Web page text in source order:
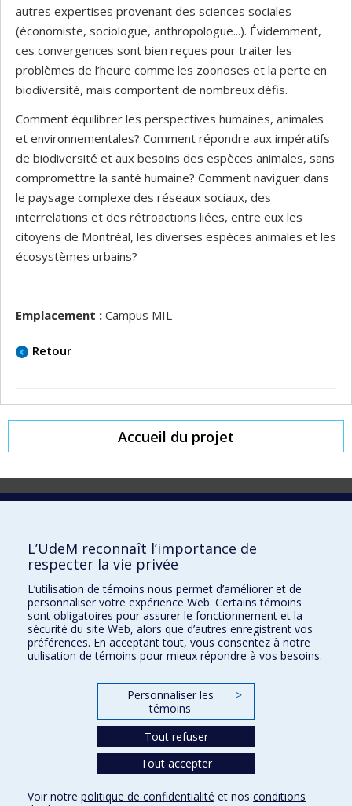
autres expertises provenant des sciences sociales
(économiste, sociologue, anthropologue...). Évidemment,
ces convergences sont bien reçues pour traiter les
problèmes de l’heure comme les zoonoses et la perte en
biodiversité, mais comportent de nombreux défis.
Comment équilibrer les perspectives humaines, animales
et environnementales? Comment répondre aux impératifs
de biodiversité et aux besoins des espèces animales, sans
compromettre la santé humaine? Comment naviguer dans
le paysage complexe des réseaux sociaux, des
interrelations et des rétroactions liées, entre eux les
citoyens de Montréal, les diverses espèces animales et les
écosystèmes urbains?
Emplacement : Campus MIL
Retour
Accueil du projet
Laboratoire d'innovation
Vice-rectorat aux affaires étudiantes et aux études
Inven_T
Consortium Santé Numérique
Place aux Premiers Peuples
L’UdeM reconnaît l’importance de
respecter la vie privée
L’utilisation de témoins nous permet d’améliorer et de
personnaliser votre expérience Web. Certains témoins
sont obligatoires pour assurer le fonctionnement et la
sécurité du site Web, alors que d’autres enregistrent vos
préférences. En acceptant tout, vous consentez à notre
utilisation de témoins pour mieux répondre à vos besoins.
Personnaliser les
témoins
>
Tout refuser
Tout accepter
Voir notre politique de confidentialité et nos conditions